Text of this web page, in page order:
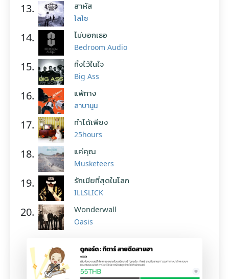
13. สาหัส
โลโซ
14. ไม่บอกเธอ
Bedroom Audio
15. ทิ้งไว้ในใจ
Big Ass
16. แพ้ทาง
ลาบานูน
17. ทำได้เพียง
25hours
18. แค่คุณ
Musketeers
19. รักเมียที่สุดในโลก
ILLSLICK
20. Wonderwall
Oasis